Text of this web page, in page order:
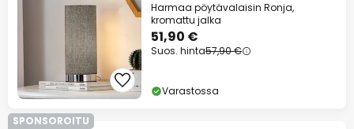
Harmaa pöytävalaisin Ronja,
kromattu jalka
51,90 €
Suos. hinta57,90 €
Varastossa
SPONSOROITU